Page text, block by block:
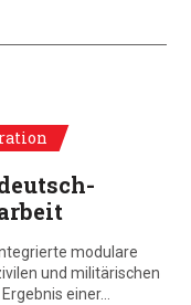
modulare
und militärischen
einer…